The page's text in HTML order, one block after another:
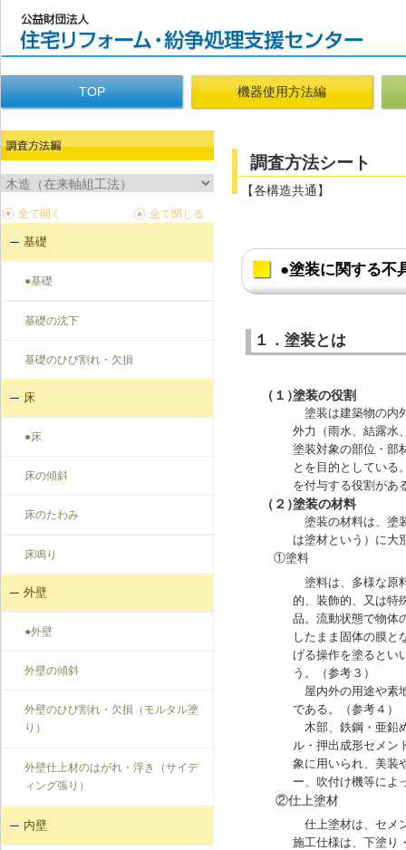
TOP 機器使用方法編
基礎
●基礎
基礎の沈下
基礎のひび割れ・欠損
床
●床
床の傾斜
床のたわみ
床鳴り
外壁
●外壁
外壁の傾斜
外壁のひび割れ・欠損（モルタル塗
り）
外壁仕上材のはがれ・浮き（サイデ
ィング張り）
内壁
調査方法シート
【各構造共通】
●塗装に関する不
１．塗装とは
（１）塗装の役割
塗装は建築物の内
外力（雨水、結露水
塗装対象の部位・部
とを目的としている
を付与する役割があ
（２）塗装の材料
塗装の材料は、塗
は塗材という）に大
①塗料
塗料は、多様な原
的、装飾的、又は特
品。流動状態で物体
したまま固体の膜と
げる操作を塗るとい
う。（参考３）
屋内外の用途や素
である。（参考４）
木部、鉄鋼・亜鉛
ル・押出成形セメン
象に用いられ、美装
ー、吹付け機等によ
②仕上塗材
仕上塗材は、セメ
施工仕様は、下塗り